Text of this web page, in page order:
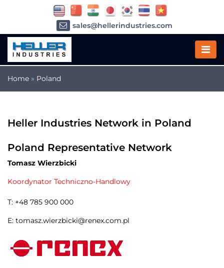
Home » Poland
Heller Industries Network in Poland
Poland Representative Network
Tomasz Wierzbicki
Koordynator Techniczno-Handlowy
T: +48 785 900 000
E: tomasz.wierzbicki@renex.com.pl
sales@hellerindustries.com
service@hellerindustries.com